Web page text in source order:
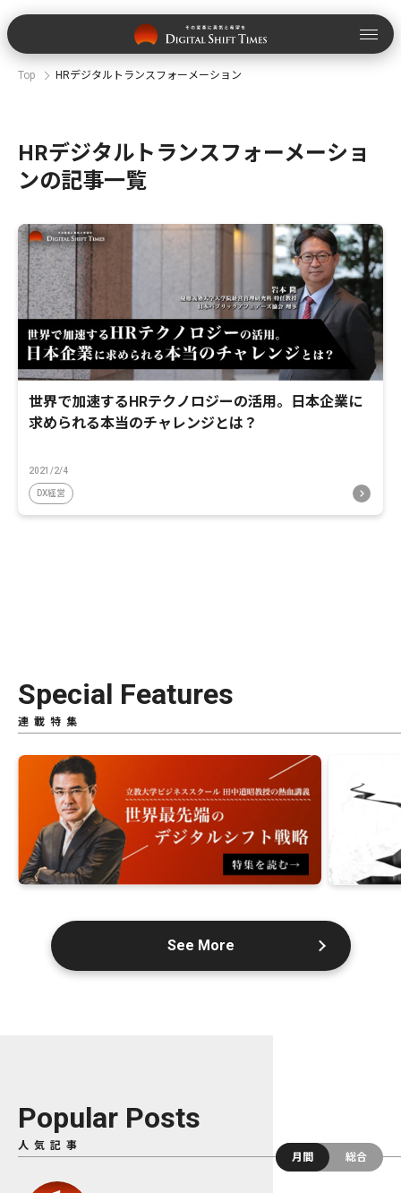
Top HRデジタルトランスフォーメーション
HRデジタルトランスフォーメーショ
ンの記事一覧
世界で加速するHRテクノロジーの活用。日本企業に
求められる本当のチャレンジとは？
2021/2/4
DX経営
Special Features
連載特集
See More
Popular Posts
人気記事
月間
総合